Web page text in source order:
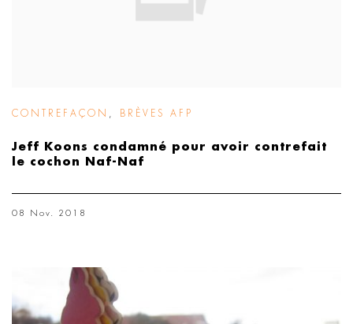
CONTREFAÇON BRÈVES AFP
Jeff Koons condamné pour avoir contrefait
le cochon Naf-Naf
08 Nov. 2018